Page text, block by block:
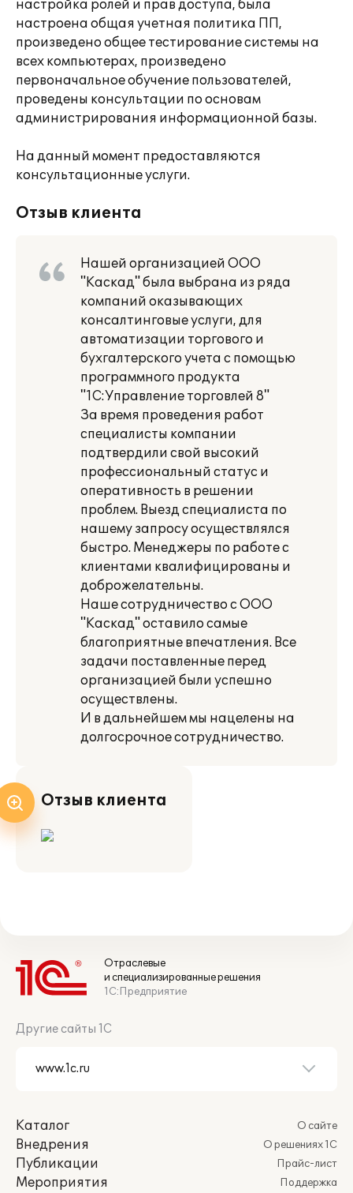
настройка ролей и прав доступа, была
настроена общая учетная политика ПП,
произведено общее тестирование системы на
всех компьютерах, произведено
первоначальное обучение пользователей,
проведены консультации по основам
администрирования информационной базы.
На данный момент предоставляются
консультационные услуги.
Отзыв клиента
Нашей организацией ООО
"Каскад" была выбрана из ряда
компаний оказывающих
консалтинговые услуги, для
автоматизации торгового и
бухгалтерского учета с помощью
программного продукта
"1С:Управление торговлей 8"
За время проведения работ
специалисты компании
подтвердили свой высокий
профессиональный статус и
оперативность в решении
проблем. Выезд специалиста по
нашему запросу осуществлялся
быстро. Менеджеры по работе с
клиентами квалифицированы и
доброжелательны.
Наше сотрудничество с ООО
"Каскад" оставило самые
благоприятные впечатления. Все
задачи поставленные перед
организацией были успешно
осуществлены.
И в дальнейшем мы нацелены на
долгосрочное сотрудничество.
Отзыв клиента
Отраслевые
и специализированные решения
1С:Предприятие
Другие сайты 1С
Каталог
Внедрения
Публикации
Мероприятия
О сайте
О решениях 1С
Прайс-лист
Поддержка